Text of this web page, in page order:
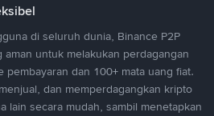
di seluruh dunia, Binance P2P
untuk melakukan perdagangan
dan 100+ mata uang fiat.
dan memperdagangkan kripto
lain secara mudah, sambil menetapkan